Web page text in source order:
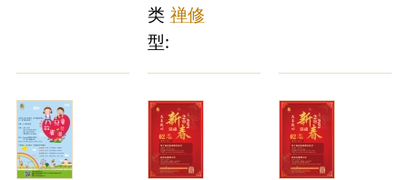
类
型:
禅修